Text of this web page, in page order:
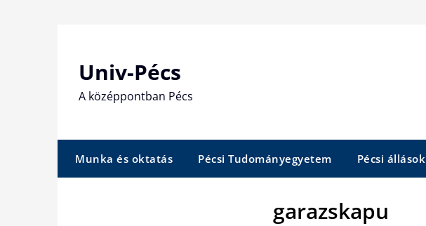
Univ-Pécs
A középpontban Pécs
Munka és oktatás Pécsi Tudományegyetem Pécsi állások
garazskapu